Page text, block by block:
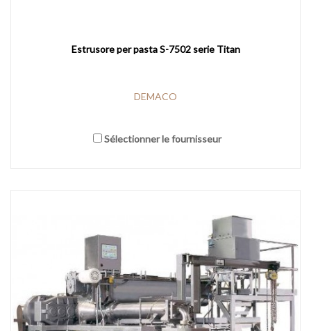
Estrusore per pasta S-7502 serie Titan
DEMACO
Sélectionner le fournisseur